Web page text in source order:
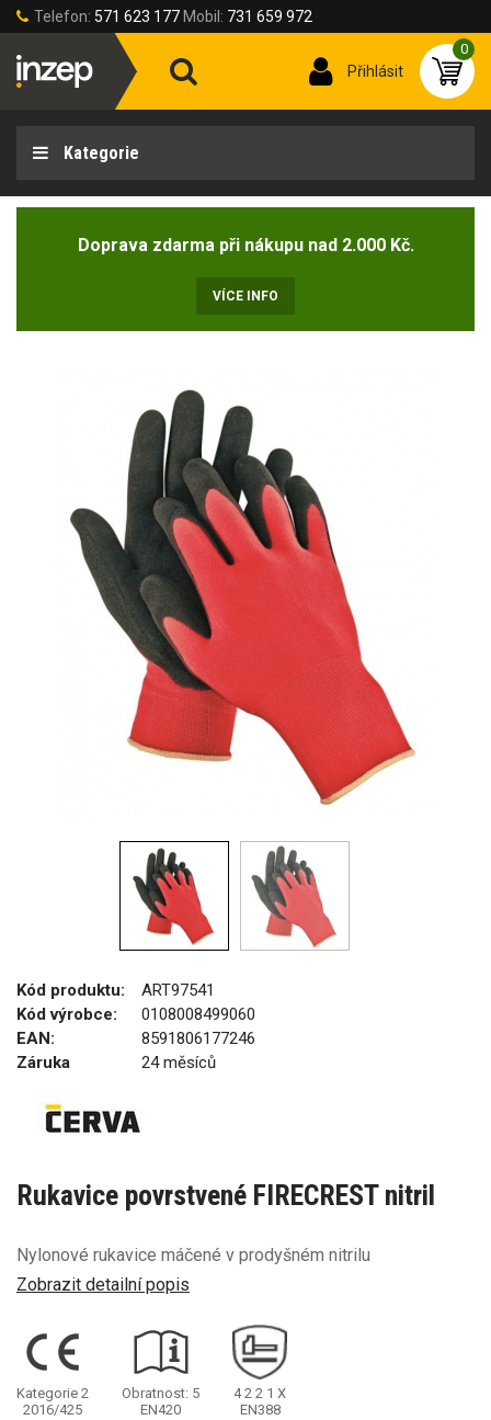
Telefon: 571 623 177 Mobil: 731 659 972
Přihlásit
0
Kategorie
Doprava zdarma při nákupu nad 2.000 Kč.
VÍCE INFO
Kód produktu:
ART97541
Kód výrobce:
0108008499060
EAN:
8591806177246
Záruka
24 měsíců
Rukavice povrstvené FIRECREST nitril
Nylonové rukavice máčené v prodyšném nitrilu
Zobrazit detailní popis
Kategorie 2
2016/425
Obratnost: 5
EN420
42 2 1 X
EN388